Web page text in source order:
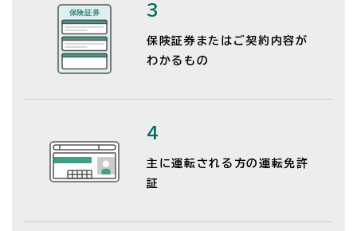
3
保険証券またはご契約内容が
わかるもの
4
主に運転される方の運転免許
証